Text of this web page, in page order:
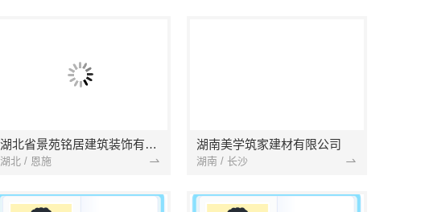
湖北省景苑铭居建筑装饰有限公司
湖北 / 恩施
湖南美学筑家建材有限公司
湖南 / 长沙